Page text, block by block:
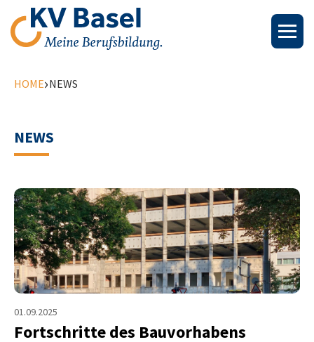
HOME›NEWS
NEWS
01.09.2025
Fortschritte des Bauvorhabens